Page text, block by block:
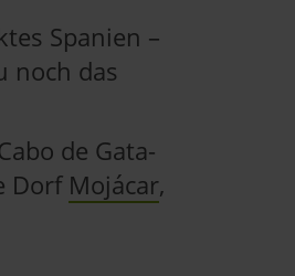
Spanien –
noch das
de Gata-
Dorf Mojácar,